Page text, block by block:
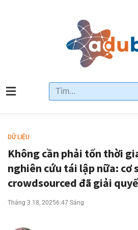
DỮ LIỆU
Không cần phải tốn thời
nghiên cứu tái lập nữa: cơ
crowdsourced đã giải
Tháng 3 18, 20256:47 Sáng